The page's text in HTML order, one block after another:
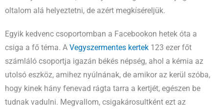
oltalom alá helyeztetni, de azért megkíséreljük.
Egyik kedvenc csoportomban a Facebookon hetek óta a
csiga a fő téma. A Vegyszermentes kertek 123 ezer főt
számláló csoportja igazán békés népség, ahol a kémia az
utolsó eszköz, amihez nyúlnának, de amikor az kerül szóba,
hogy kinek hány fenevad rágta tarra a kertjét, egészen be
tudnak vadulni. Megvallom, csigakárosultként ezt az